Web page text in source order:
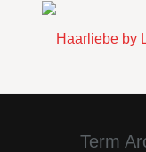
Term